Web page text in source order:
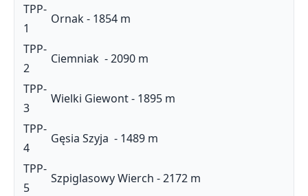
TPP-
1
Ornak - 1854 m
TPP-
2
Ciemniak - 2090 m
TPP-
3
Wielki Giewont - 1895 m
TPP-
4
Gęsia Szyja - 1489 m
TPP-
5
Szpiglasowy Wierch - 2172 m